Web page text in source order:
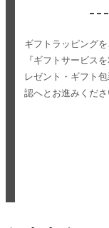
ギフトラッピング
『ギフトサービス
レゼント・ギフト
認へとお進みくださ